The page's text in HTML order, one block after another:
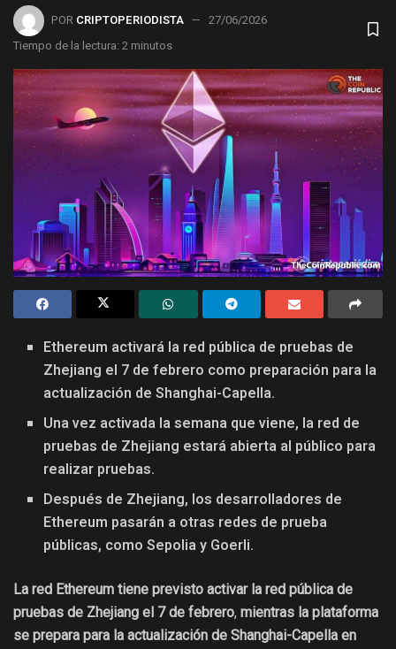
POR CRIPTOPERIODISTA
27/06/2026
Tiempo de la lectura: 2 minutos
Ethereum activará la red pública de pruebas de
Zhejiang el 7 de febrero como preparación para la
actualización de Shanghai-Capella.
Una vez activada la semana que viene, la red de
pruebas de Zhejiang estará abierta al público para
realizar pruebas.
Después de Zhejiang, los desarrolladores de
Ethereum pasarán a otras redes de prueba
públicas, como Sepolia y Goerli.
La red Ethereum tiene previsto activar la red pública de
pruebas de Zhejiang el 7 de febrero, mientras la plataforma
se prepara para la actualización de Shanghai-Capella en